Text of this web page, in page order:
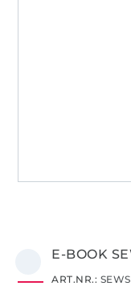
E-BOOK
ART.NR.: